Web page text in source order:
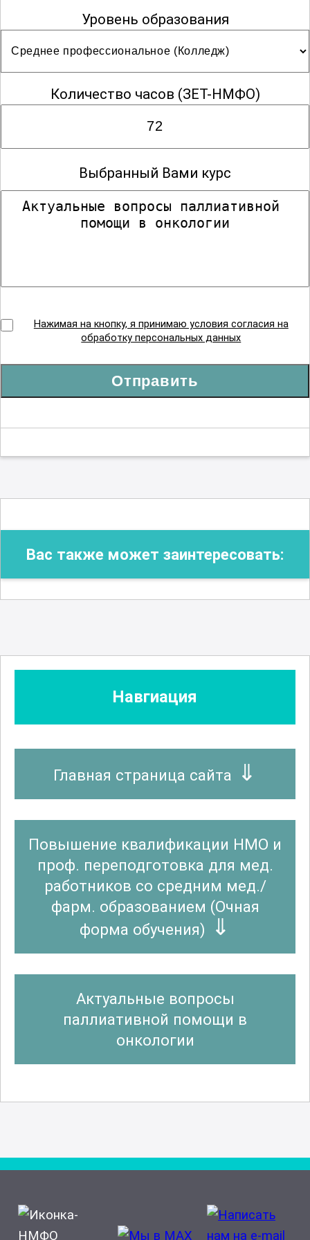
Уровень образования
Количество часов (ЗЕТ-НМФО)
Выбранный Вами курс
Нажимая на кнопку, я принимаю условия согласия на
обработку персональных данных
Отправить
Вас также может заинтересовать:
Навгиация
Главная страница сайта
Повышение квалификации НМО и
проф. переподготовка для мед.
работников со средним мед./
фарм. образованием (Очная
форма обучения)
Актуальные вопросы
паллиативной помощи в
онкологии